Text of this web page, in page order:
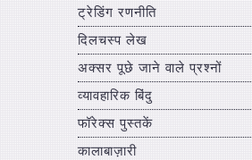
ट्रेडिंग रणनीति
दिलचस्प लेख
अक्सर पूछे जाने वाले प्रश्नों
व्यावहारिक बिंदु
फॉरेक्स पुस्तकें
कालाबाज़ारी